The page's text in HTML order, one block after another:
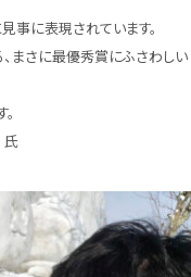
事に表現されています。
まさに最優秀賞にふさわしい